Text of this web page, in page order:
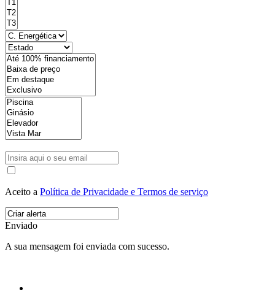
Aceito a Política de Privacidade e Termos de serviço
Enviado
A sua mensagem foi enviada com sucesso.